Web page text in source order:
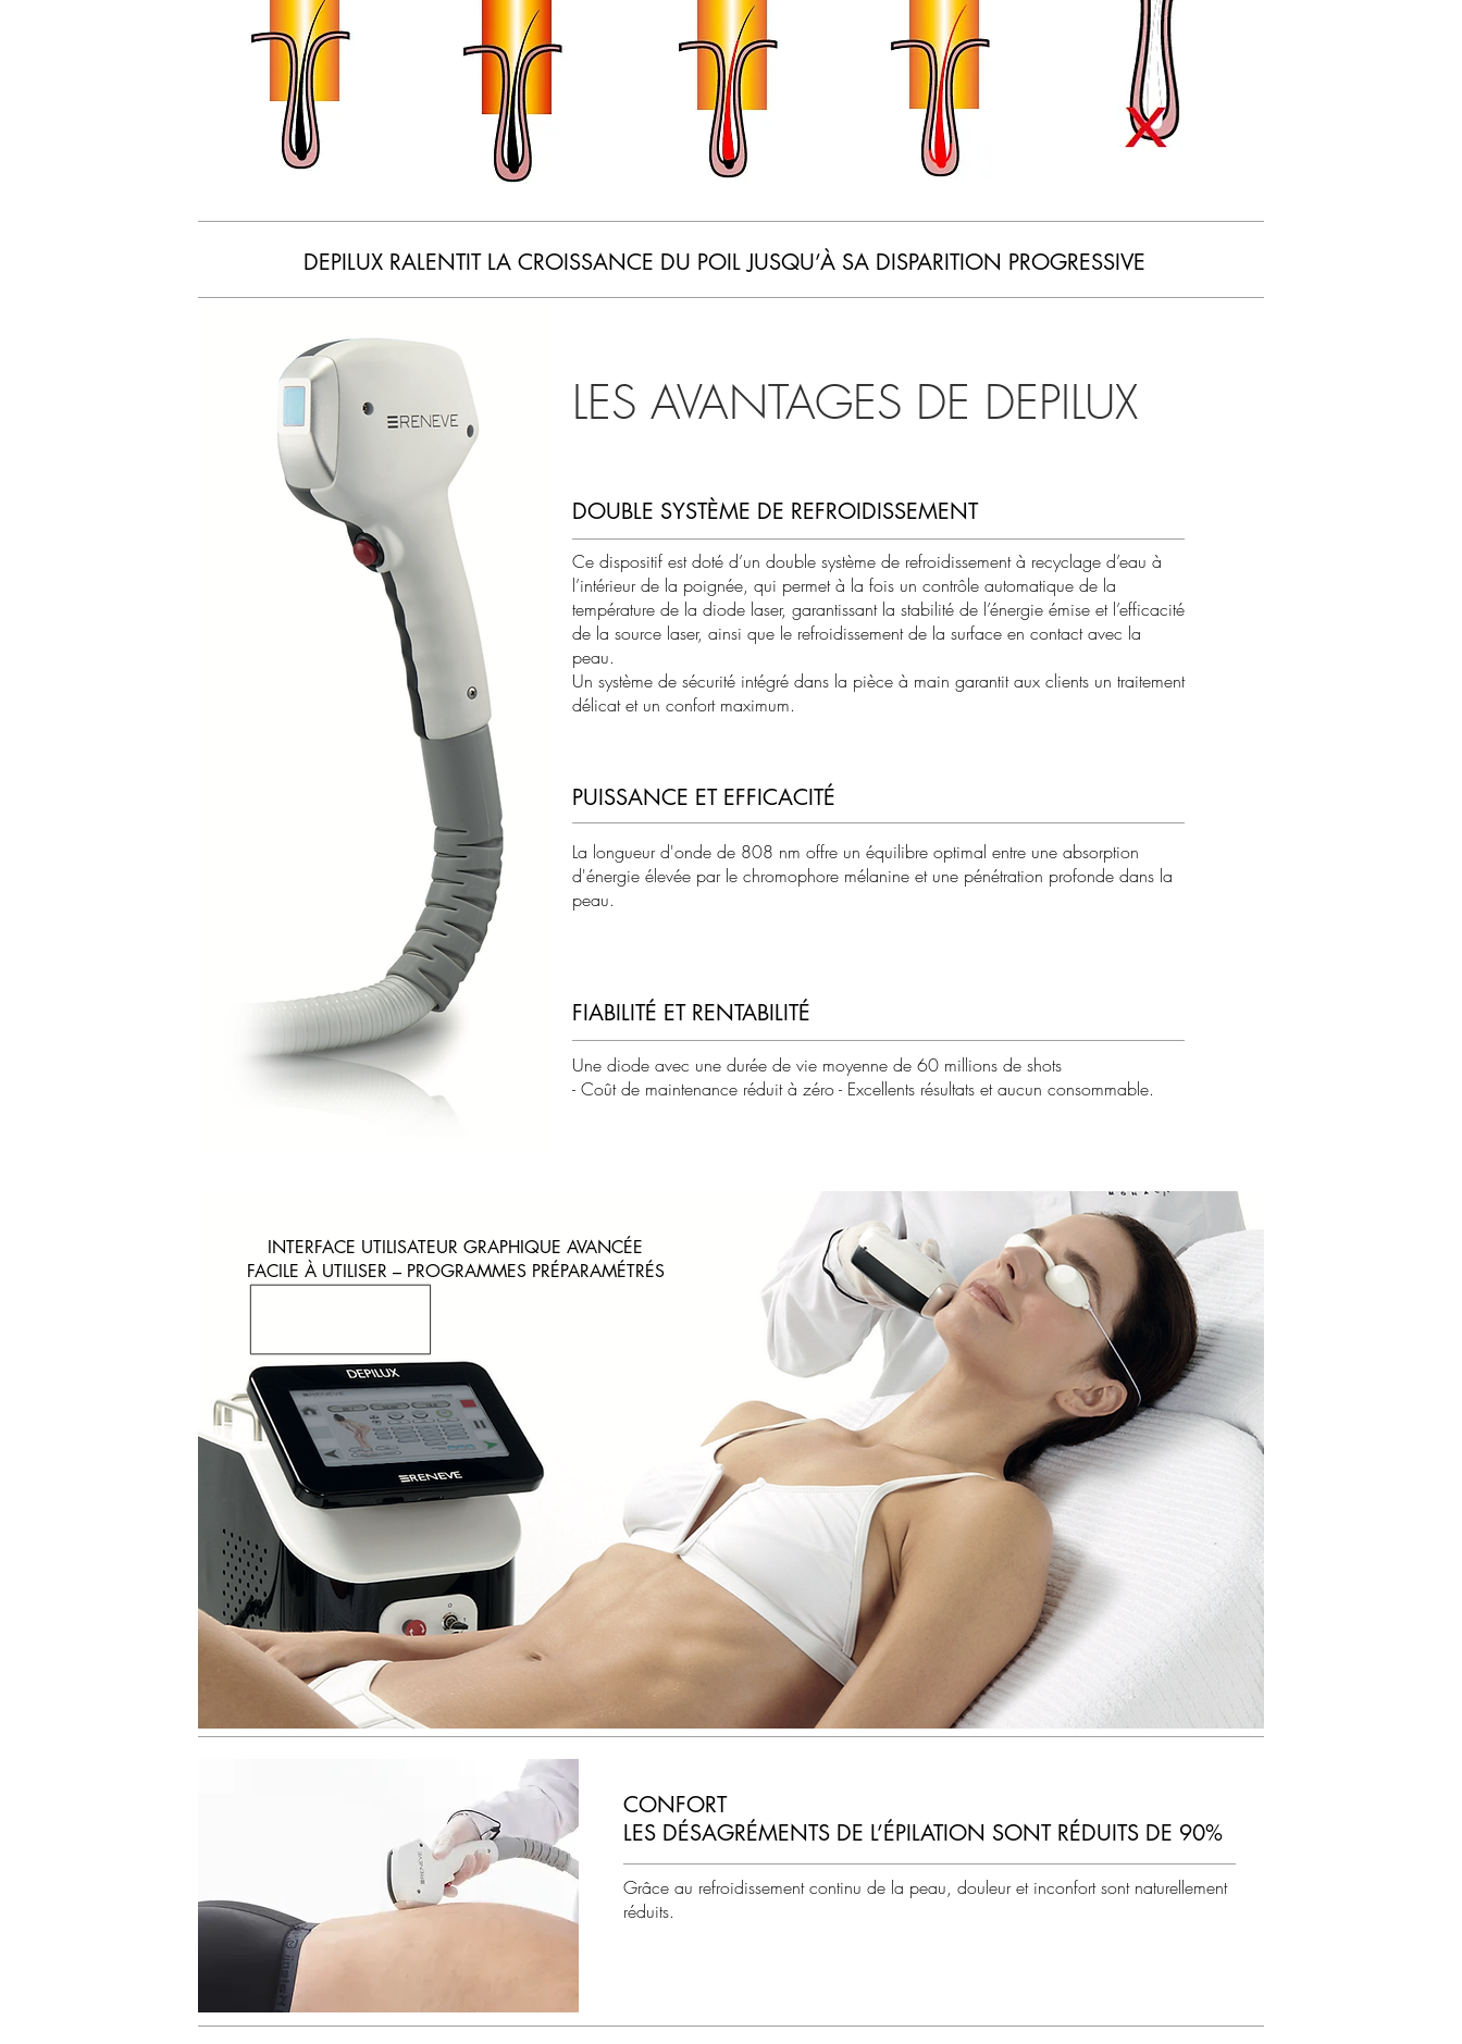
DEPILUX RALENTIT LA CROISSANCE DU POIL JUSQU’À SA DISPARITION PROGRESSIVE
LES AVANTAGES DE DEPILUX
DOUBLE SYSTÈME DE REFROIDISSEMENT
Ce dispositif est doté d’un double système de refroidissement à recyclage d’eau à
l’intérieur de la poignée, qui permet à la fois un contrôle automatique de la
température de la diode laser, garantissant la stabilité de l’énergie émise et l’efficacité
de la source laser, ainsi que le refroidissement de la surface en contact avec la
peau.
Un système de sécurité intégré dans la pièce à main garantit aux clients un traitement
délicat et un confort maximum.
PUISSANCE ET EFFICACITÉ
La longueur d'onde de 808 nm offre un équilibre optimal entre une absorption
d'énergie élevée par le chromophore mélanine et une pénétration profonde dans la
peau.
FIABILITÉ ET RENTABILITÉ
Une diode avec une durée de vie moyenne de 60 millions de shots
- Coût de maintenance réduit à zéro - Excellents résultats et aucun consommable.
INTERFACE UTILISATEUR GRAPHIQUE AVANCÉE
FACILE À UTILISER – PROGRAMMES PRÉPARAMÉTRÉS
CONFORT
LES DÉSAGRÉMENTS DE L’ÉPILATION SONT RÉDUITS DE 90%
Grâce au refroidissement continu de la peau, douleur et inconfort sont naturellement
réduits.